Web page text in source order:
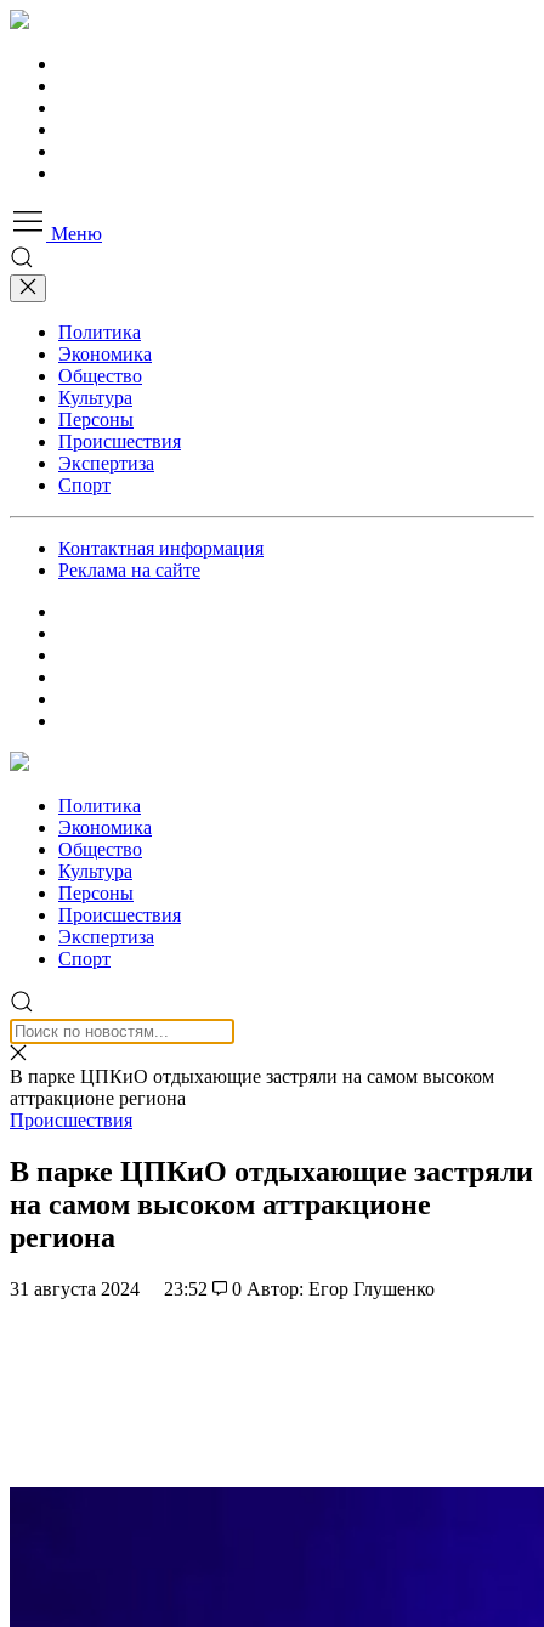
Меню
Политика
Экономика
Общество
Культура
Персоны
Происшествия
Экспертиза
Спорт
Контактная информация
Реклама на сайте
Политика
Экономика
Общество
Культура
Персоны
Происшествия
Экспертиза
Спорт
В парке ЦПКиО отдыхающие застряли на самом высоком
аттракционе региона
Происшествия
В парке ЦПКиО отдыхающие застряли
на самом высоком аттракционе
региона
31 августа 2024 23:52 0 Автор: Егор Глушенко